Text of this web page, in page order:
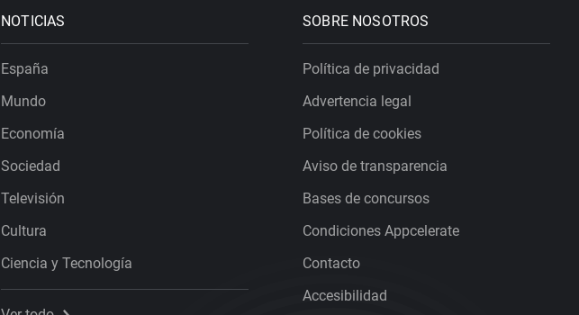
NOTICIAS
España
Mundo
Economía
Sociedad
Televisión
Cultura
Ciencia y Tecnología
SOBRE NOSOTROS
Política de privacidad
Advertencia legal
Política de cookies
Aviso de transparencia
Bases de concursos
Condiciones Appcelerate
Contacto
Accesibilidad